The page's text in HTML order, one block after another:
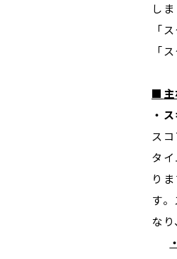
し
「
「
■
・
ス
タ
り
す
な